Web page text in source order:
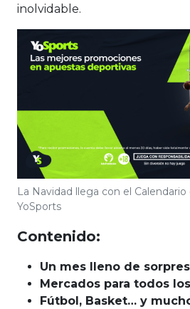
inolvidable.
La Navidad llega con el
YoSports
Contenido:
Un mes lleno de
Mercados para todos
Fútbol, Basket… y